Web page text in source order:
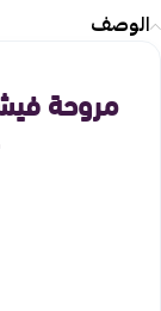
الوصف